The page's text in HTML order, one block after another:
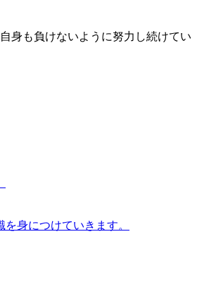
身も負けないように努力し続けてい
を身につけていきます。